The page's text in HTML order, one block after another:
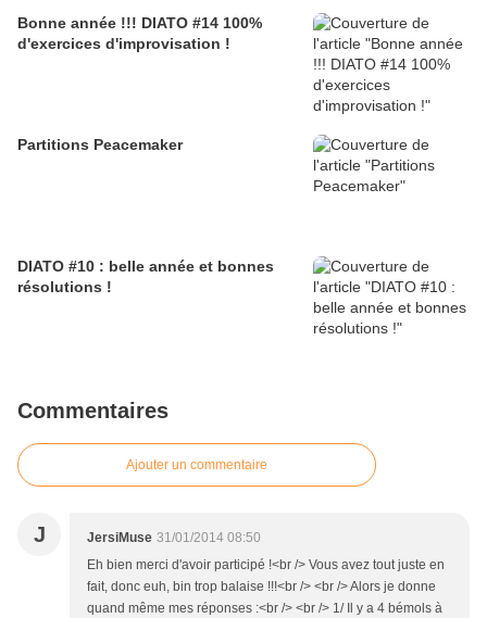
Bonne année !!! DIATO #14 100%
d'exercices d'improvisation !
Partitions Peacemaker
DIATO #10 : belle année et bonnes
résolutions !
Commentaires
Ajouter un commentaire
J JersiMuse 31/01/2014 08:50
Eh bien merci d'avoir participé !<br /> Vous avez tout juste en
fait, donc euh, bin trop balaise !!!<br /> <br /> Alors je donne
quand même mes réponses :<br /> <br /> 1/ Il y a 4 bémols à